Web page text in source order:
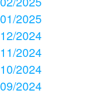
01/2025
12/2024
11/2024
10/2024
09/2024